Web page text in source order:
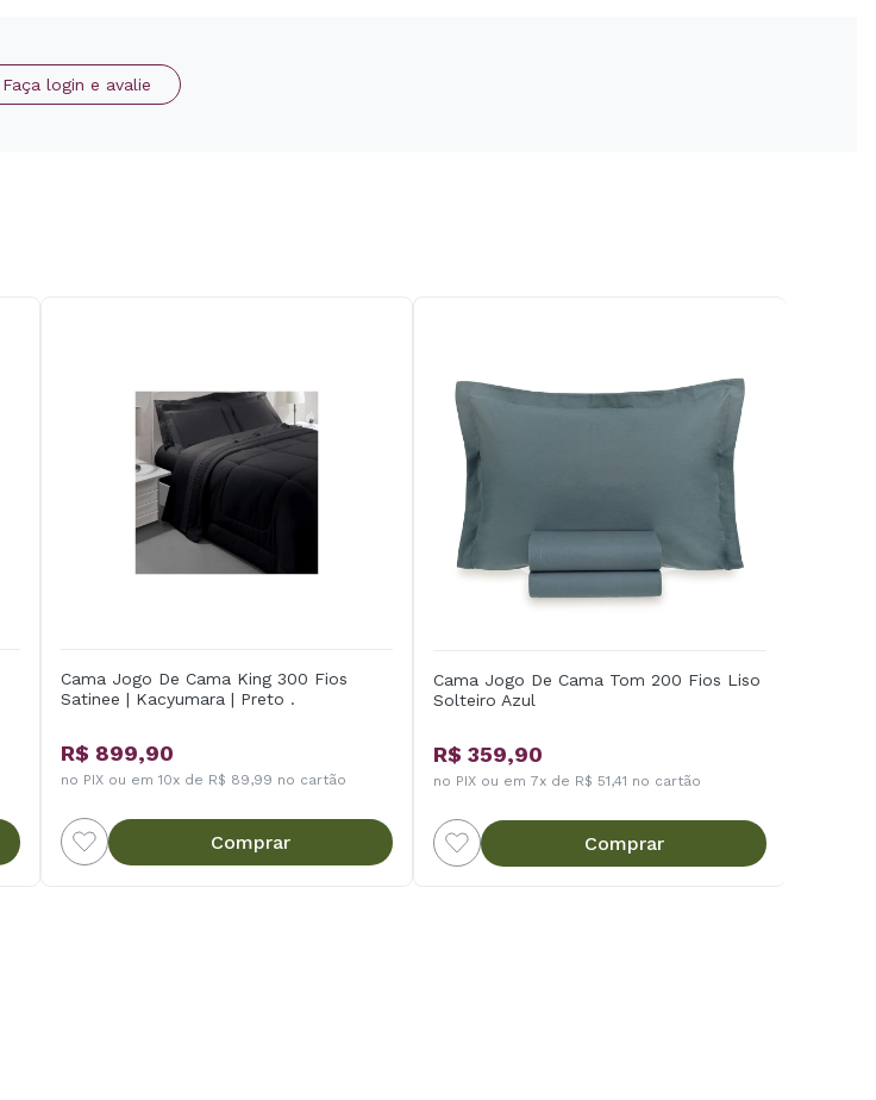
Faça login e avalie
Cama Jogo De Cama King 300 Fios
Satinee | Kacyumara | Preto .
R$ 899,90
no PIX ou em 10x de R$ 89,99 no cartão
Comprar
Cama Jogo De Cama Tom 200 Fios Liso
Solteiro Azul
R$ 359,90
no PIX ou em 7x de R$ 51,41 no cartão
Comprar